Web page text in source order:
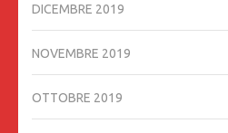
DICEMBRE 2019
NOVEMBRE 2019
OTTOBRE 2019